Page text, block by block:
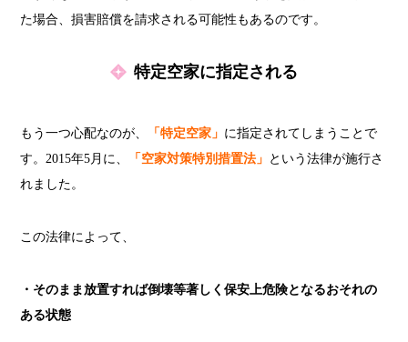
た場合、損害賠償を請求される可能性もあるのです。
特定空家に指定される
もう一つ心配なのが、 「特定空家」 に指定されてしまうことで
す。2015年5月に、
「空家対策特別措置法」 という法律が施行さ
れました。
この法律によって、
・そのまま放置すれば倒壊等著しく保安上危険となるおそれの
ある状態